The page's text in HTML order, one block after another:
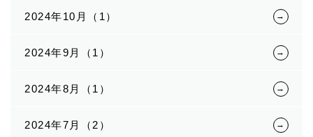
2024年10月（1）
2024年9月（1）
2024年8月（1）
2024年7月（2）